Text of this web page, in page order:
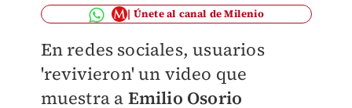
Únete al canal de Milenio
En redes sociales, usuarios
'revivieron' un video que
muestra a Emilio Osorio